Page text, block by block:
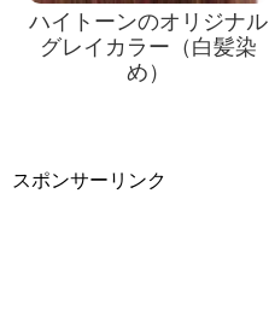
ハイトーンのオリジナル
グレイカラー（白髪染
め）
スポンサーリンク